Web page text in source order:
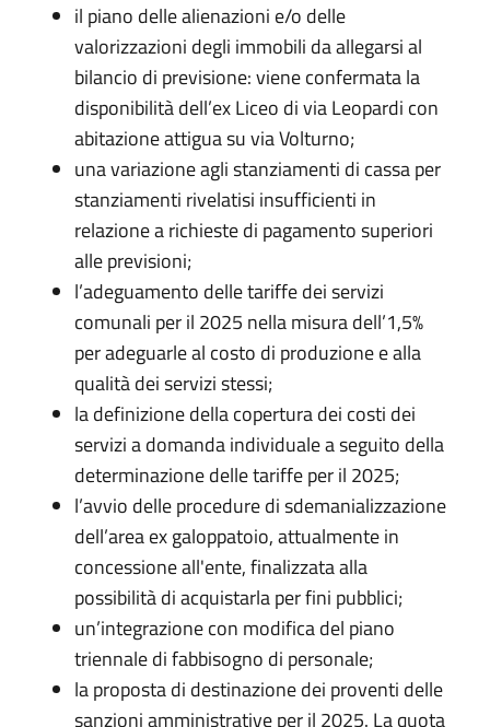
il piano delle alienazioni e/o delle
valorizzazioni degli immobili da allegarsi al
bilancio di previsione: viene confermata la
disponibilità dell’ex Liceo di via Leopardi con
abitazione attigua su via Volturno;
una variazione agli stanziamenti di cassa per
stanziamenti rivelatisi insufficienti in
relazione a richieste di pagamento superiori
alle previsioni;
l’adeguamento delle tariffe dei servizi
comunali per il 2025 nella misura dell’1,5%
per adeguarle al costo di produzione e alla
qualità dei servizi stessi;
la definizione della copertura dei costi dei
servizi a domanda individuale a seguito della
determinazione delle tariffe per il 2025;
l’avvio delle procedure di sdemanializzazione
dell’area ex galoppatoio, attualmente in
concessione all'ente, finalizzata alla
possibilità di acquistarla per fini pubblici;
un’integrazione con modifica del piano
triennale di fabbisogno di personale;
la proposta di destinazione dei proventi delle
sanzioni amministrative per il 2025. La quota